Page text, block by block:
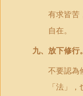
有求皆苦
自在。
九、放下修行。
不要認為
「法」